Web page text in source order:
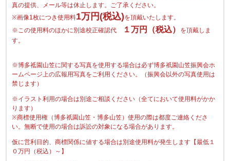
真の提供、メール等は休止します。ご了承ください。
※画像1枚につき使用料1万円(税込)を頂戴いたします。
※この使用料のほかに別途校正確認代
１万円（税込）
を頂戴しま
す。
※博多祗園山笠に関する写真を使用する場合は必ず博多祇園山笠振興会ホ
ームページ上の広報用写真をご利用ください。（振興会以外の写真使用は
禁じます）
※イラスト利用の場合は別途ご相談ください（全てにおいて使用料がかか
ります）
※商標使用権（博多祇園山笠・博多山笠）使用の際は都度ご連絡くださ
い。無断で使用の場合は訴訟の対象になる場合があります。
仮に営利目的、商標関係に値する場合は別途使用料が発生します【最低１
０万円（税込）～】